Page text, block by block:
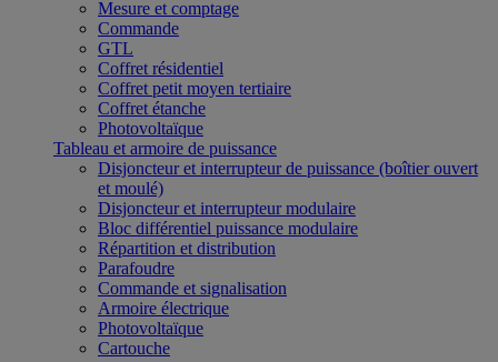
Mesure et comptage
Commande
GTL
Coffret résidentiel
Coffret petit moyen tertiaire
Coffret étanche
Photovoltaïque
Tableau et armoire de puissance
Disjoncteur et interrupteur de puissance (boîtier ouvert
et moulé)
Disjoncteur et interrupteur modulaire
Bloc différentiel puissance modulaire
Répartition et distribution
Parafoudre
Commande et signalisation
Armoire électrique
Photovoltaïque
Cartouche